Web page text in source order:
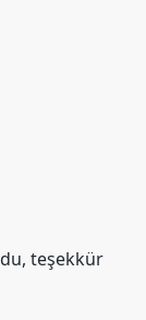
teşekkür